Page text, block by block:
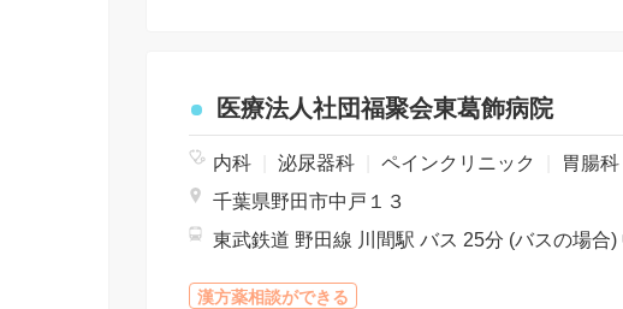
医療法人社団福聚会東葛飾病院
内科 泌尿器科 ペインクリニック 胃腸科
千葉県野田市中戸１３
漢方薬相談ができる